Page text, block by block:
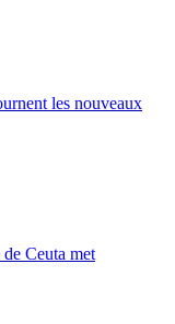
les nouveaux
Ceuta met